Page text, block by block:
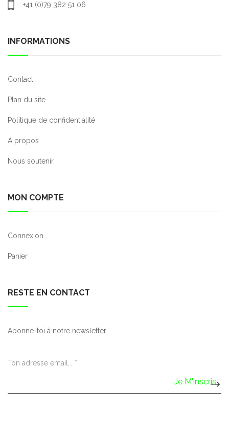
+41 (0)79 382 51 06
INFORMATIONS
Contact
Plan du site
Politique de confidentialité
A propos
Nous soutenir
MON COMPTE
Connexion
Panier
RESTE EN CONTACT
Abonne-toi à notre newsletter